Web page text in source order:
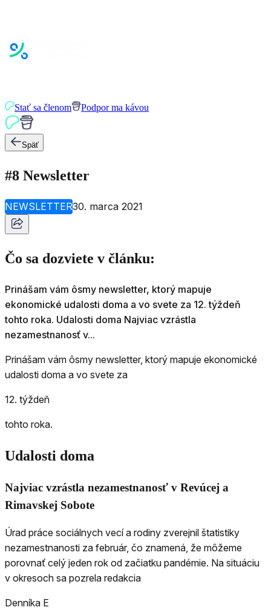
Stať sa členom Podpor ma kávou
Späť
#8 Newsletter
NEWSLETTER30. marca 2021
Čo sa dozviete v článku:
Prinášam vám ôsmy newsletter, ktorý mapuje
ekonomické udalosti doma a vo svete za 12. týždeň
tohto roka. Udalosti doma Najviac vzrástla
nezamestnanosť v...
Prinášam vám ôsmy newsletter, ktorý mapuje ekonomické
udalosti doma a vo svete za
12. týždeň
tohto roka.
Udalosti doma
Najviac vzrástla nezamestnanosť v Revúcej a
Rimavskej Sobote
Úrad práce sociálnych vecí a rodiny zverejnil štatistiky
nezamestnanosti za február, čo znamená, že môžeme
porovnať celý jeden rok od začiatku pandémie. Na situáciu
v okresoch sa pozrela redakcia
Denníka E